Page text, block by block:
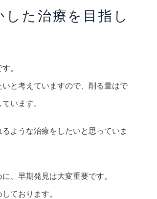
た治療を目指し
。
と考えていますので、削る量はで
います。
ような治療をしたいと思っていま
、早期発見は大変重要です。
ております。